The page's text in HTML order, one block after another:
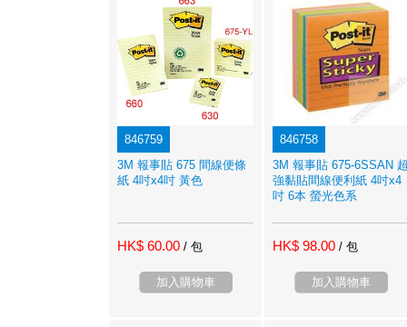
846759
3M 報事貼 675 間線便條
紙 4吋x4吋 黃色
HK$ 60.00 / 包
加入購物車
846758
3M 報事貼 675-6SSAN
強黏貼間線便利紙 4吋x4
吋 6本 螢光色系
HK$ 98.00 / 包
加入購物車